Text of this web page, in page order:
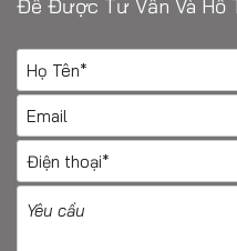
Để Được Tư Vấn Và Hỗ